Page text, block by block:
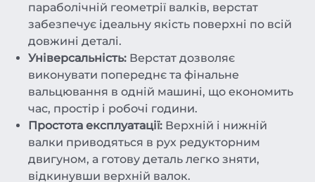
параболічній геометрії валків, верстат
забезпечує ідеальну якість поверхні по всій
довжині деталі.
Універсальність: Верстат дозволяє
виконувати попереднє та фінальне
вальцювання в одній машині, що економить
час, простір і робочі години.
Простота експлуатації: Верхній і нижній
валки приводяться в рух редукторним
двигуном, а готову деталь легко зняти,
відкинувши верхній валок.